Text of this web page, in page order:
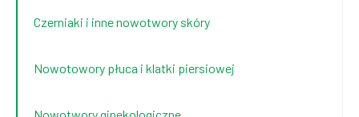
Czerniaki i inne nowotwory skóry
Nowotowory płuca i klatki piersiowej